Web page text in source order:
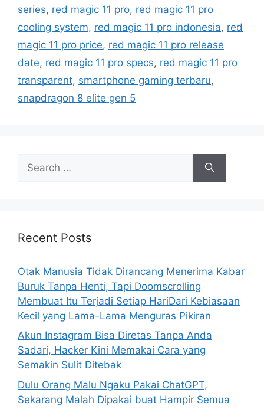
r
i
s
series, red magic 11 pro, red magic 11 pro
cooling system, red magic 11 pro indonesia, red
magic 11 pro price, red magic 11 pro release
date, red magic 11 pro specs, red magic 11 pro
transparent, smartphone gaming terbaru,
snapdragon 8 elite gen 5
h
r
:
Recent Posts
Otak Manusia Tidak Dirancang Menerima Kabar
Buruk Tanpa Henti, Tapi Doomscrolling
Membuat Itu Terjadi Setiap HariDari Kebiasaan
Kecil yang Lama-Lama Menguras Pikiran
Akun Instagram Bisa Diretas Tanpa Anda
Sadari, Hacker Kini Memakai Cara yang
Semakin Sulit Ditebak
Dulu Orang Malu Ngaku Pakai ChatGPT,
Sekarang Malah Dipakai buat Hampir Semua